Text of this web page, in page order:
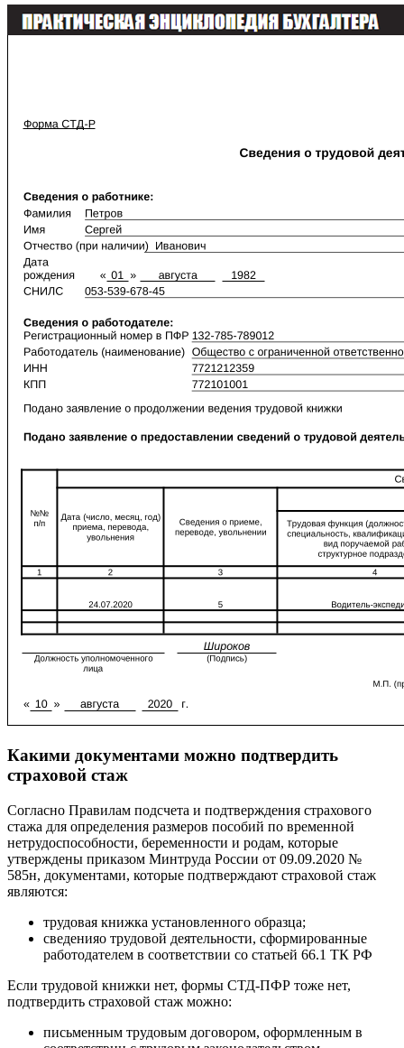
Какими документами можно подтвердить
страховой стаж
Согласно Правилам подсчета и подтверждения страхового
стажа для определения размеров пособий по временной
нетрудоспособности, беременности и родам, которые
утверждены приказом Минтруда России от 09.09.2020 №
585н, документами, которые подтверждают страховой стаж
являются:
трудовая книжка установленного образца;
сведенияо трудовой деятельности, сформированные
работодателем в соответствии со статьей 66.1 ТК РФ
Если трудовой книжки нет, формы СТД-ПФР тоже нет,
подтвердить страховой стаж можно:
письменным трудовым договором, оформленным в